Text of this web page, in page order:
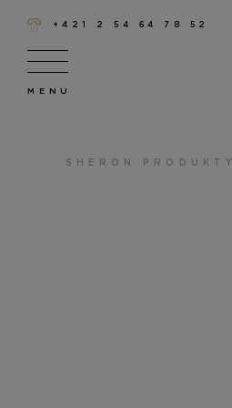
+421 2 54 64 78 52
SHERON PRODUKTY